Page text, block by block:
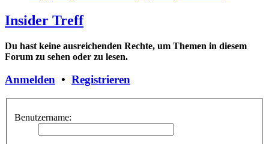
Insider Treff
Du hast keine ausreichenden Rechte, um Themen in diesem
Forum zu sehen oder zu lesen.
Anmelden • Registrieren
Benutzername: